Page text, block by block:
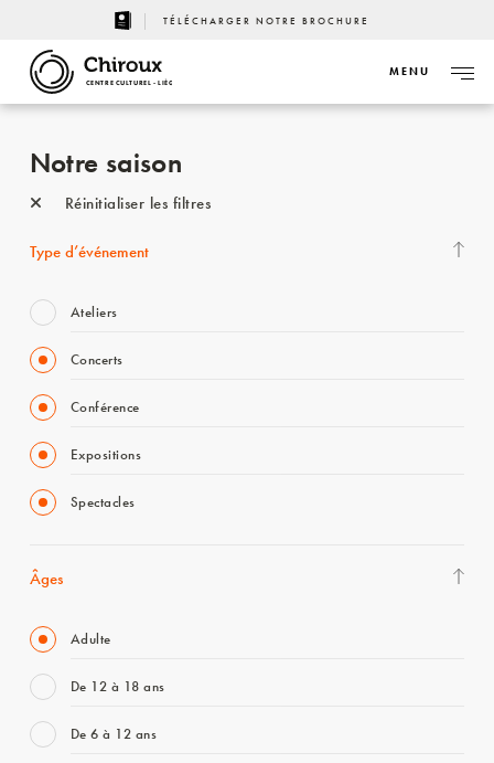
TÉLÉCHARGER NOTRE BROCHURE
CENTRE CULTUREL - LIÈGE
MENU
Notre saison
Réinitialiser les filtres
Type d’événement
Ateliers
Concerts
Conférence
Expositions
Spectacles
Âges
Adulte
De 12 à 18 ans
De 6 à 12 ans